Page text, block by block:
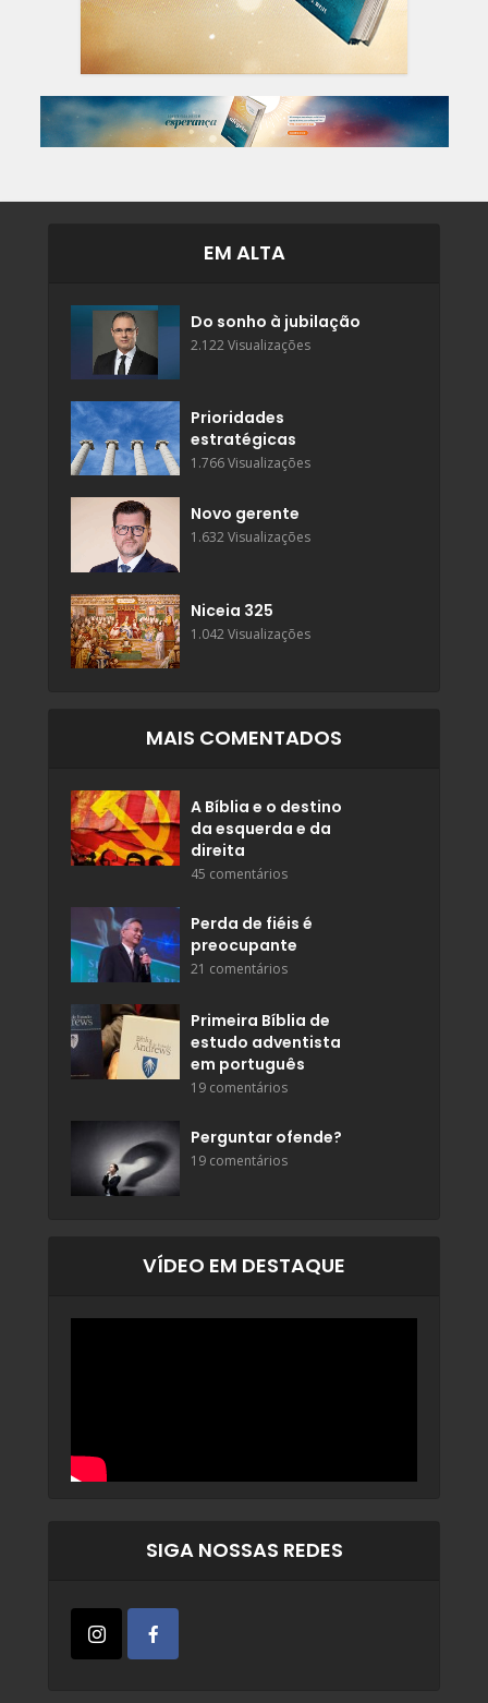
EM ALTA
Do sonho à jubilação
2.122 Visualizações
Prioridades
estratégicas
1.766 Visualizações
Novo gerente
1.632 Visualizações
Niceia 325
1.042 Visualizações
MAIS COMENTADOS
A Bíblia e o destino
da esquerda e da
direita
45 comentários
Perda de fiéis é
preocupante
21 comentários
Primeira Bíblia de
estudo adventista
em português
19 comentários
Perguntar ofende?
19 comentários
VÍDEO EM DESTAQUE
SIGA NOSSAS REDES